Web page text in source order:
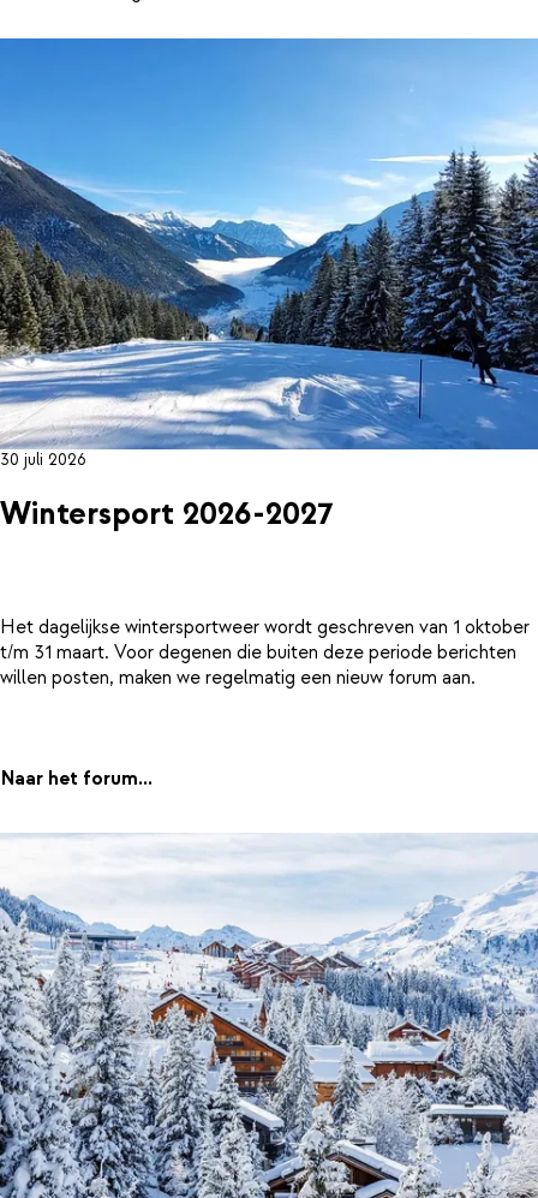
30 juli 2026
Wintersport 2026-2027
Het dagelijkse wintersportweer wordt geschreven van 1 oktober
t/m 31 maart. Voor degenen die buiten deze periode berichten
willen posten, maken we regelmatig een nieuw forum aan.
Naar het forum...